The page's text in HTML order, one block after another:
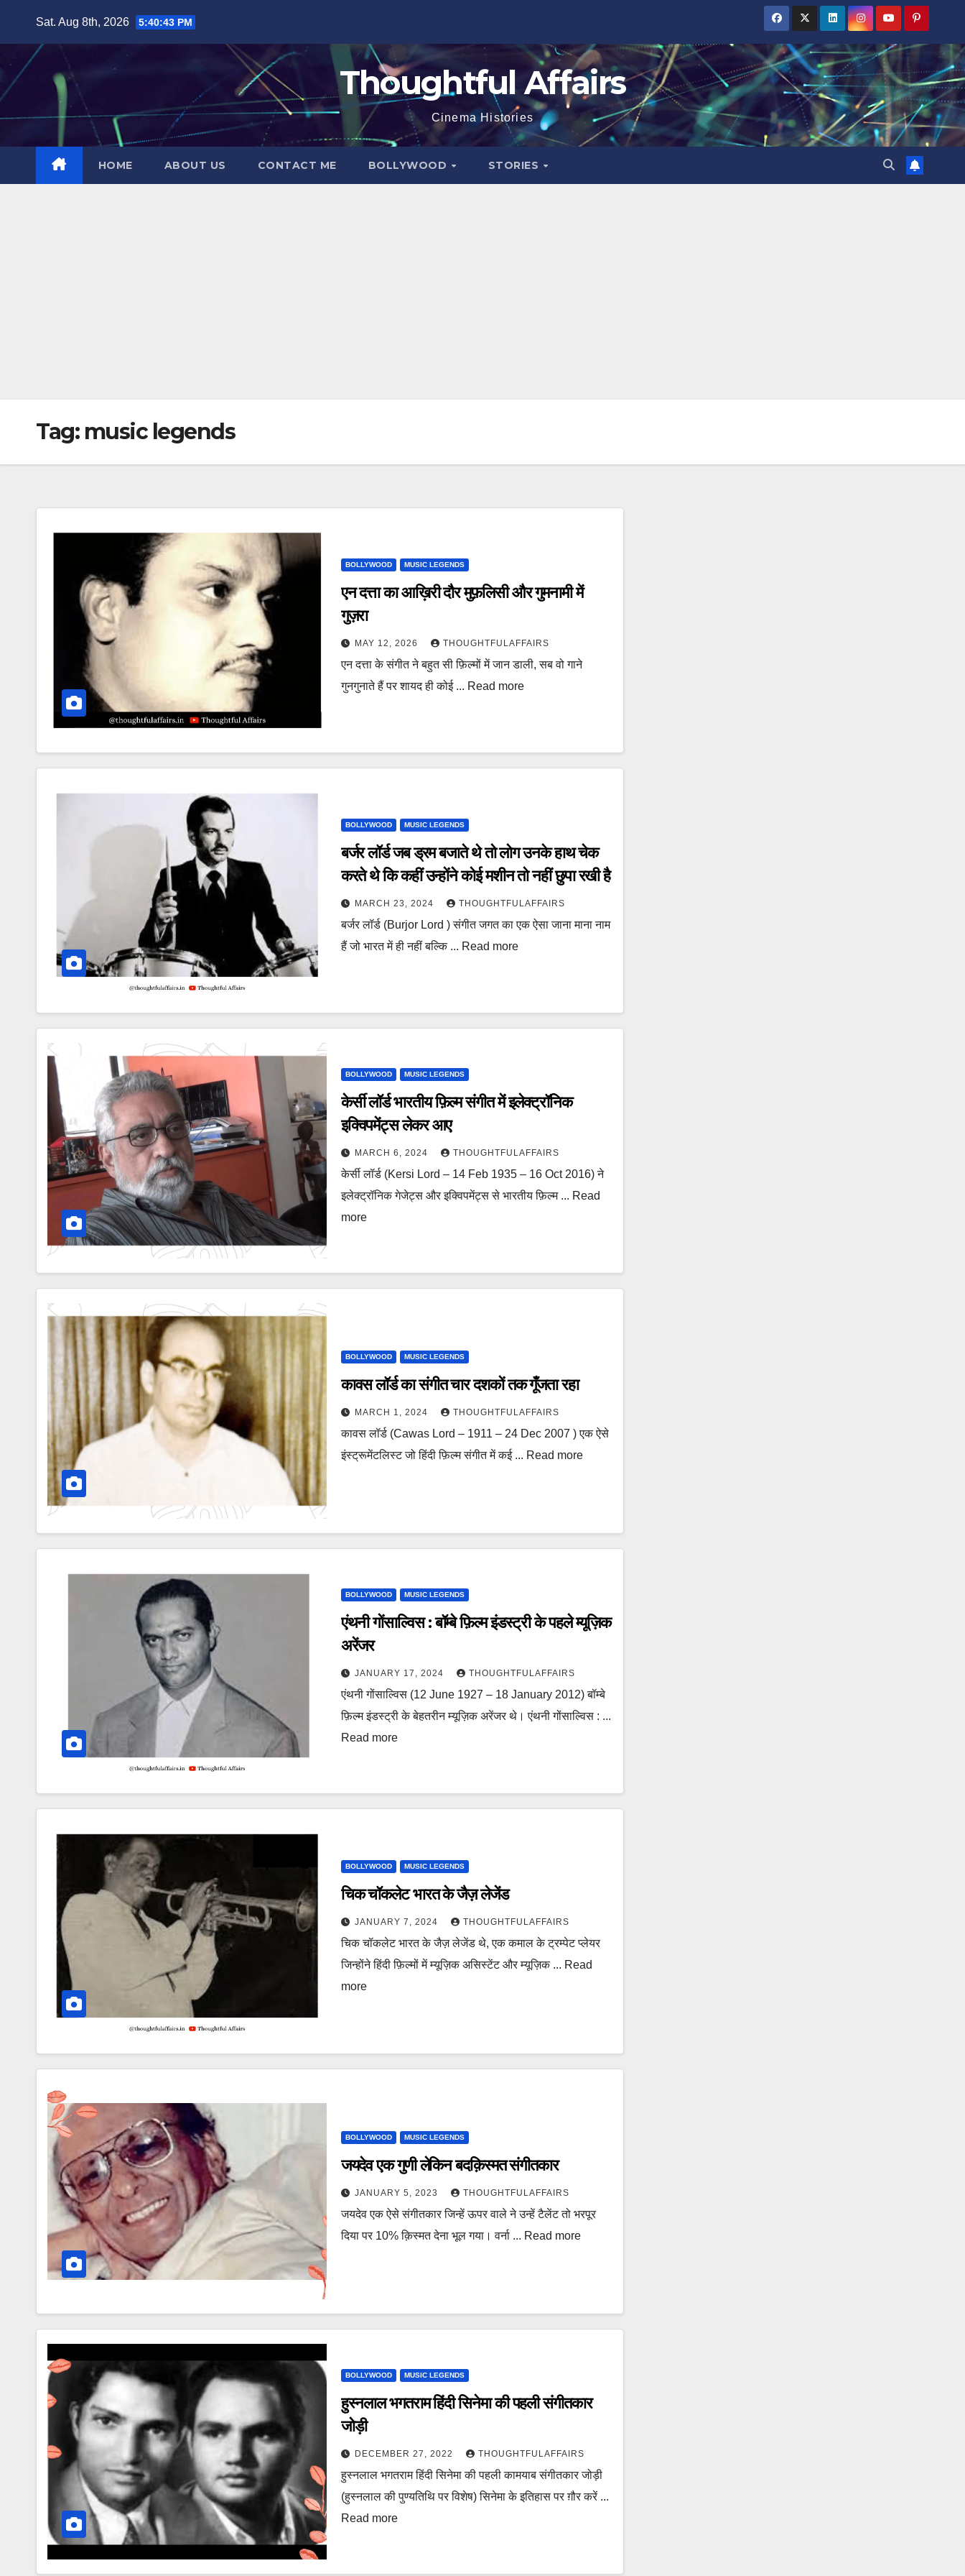
content
Sat. Aug 8th, 2026 5:40:44 PM
Thoughtful Affairs
Cinema Histories
HOME ABOUT US CONTACT ME BOLLYWOOD STORIES
Tag: music legends
BOLLYWOOD MUSIC LEGENDS
एन दत्ता का आख़िरी दौर मुफ़लिसी और गुमनामी में
गुज़रा
MAY 12, 2026 THOUGHTFULAFFAIRS
एन दत्ता के संगीत ने बहुत सी फ़िल्मों में जान डाली, सब वो गाने
गुनगुनाते हैं पर शायद ही कोई ... Read more
BOLLYWOOD MUSIC LEGENDS
बर्जर लॉर्ड जब ड्रम बजाते थे तो लोग उनके हाथ चेक
करते थे कि कहीं उन्होंने कोई मशीन तो नहीं छुपा रखी है
MARCH 23, 2024 THOUGHTFULAFFAIRS
बर्जर लॉर्ड (Burjor Lord ) संगीत जगत का एक ऐसा जाना माना नाम
हैं जो भारत में ही नहीं बल्कि ... Read more
BOLLYWOOD MUSIC LEGENDS
केर्सी लॉर्ड भारतीय फ़िल्म संगीत में इलेक्ट्रॉनिक
इक्विपमेंट्स लेकर आए
MARCH 6, 2024 THOUGHTFULAFFAIRS
केर्सी लॉर्ड (Kersi Lord – 14 Feb 1935 – 16 Oct 2016) ने
इलेक्ट्रॉनिक गेजेट्स और इक्विपमेंट्स से भारतीय फ़िल्म ... Read
more
BOLLYWOOD MUSIC LEGENDS
कावस लॉर्ड का संगीत चार दशकों तक गूँजता रहा
MARCH 1, 2024 THOUGHTFULAFFAIRS
कावस लॉर्ड (Cawas Lord – 1911 – 24 Dec 2007 ) एक ऐसे
इंस्ट्रूमेंटलिस्ट जो हिंदी फ़िल्म संगीत में कई ... Read more
BOLLYWOOD MUSIC LEGENDS
एंथनी गोंसाल्विस : बॉम्बे फ़िल्म इंडस्ट्री के पहले म्यूज़िक
अरेंजर
JANUARY 17, 2024 THOUGHTFULAFFAIRS
एंथनी गोंसाल्विस (12 June 1927 – 18 January 2012) बॉम्बे
फ़िल्म इंडस्ट्री के बेहतरीन म्यूज़िक अरेंजर थे। एंथनी गोंसाल्विस : ...
Read more
BOLLYWOOD MUSIC LEGENDS
चिक चॉकलेट भारत के जैज़ लेजेंड
JANUARY 7, 2024 THOUGHTFULAFFAIRS
चिक चॉकलेट भारत के जैज़ लेजेंड थे, एक कमाल के ट्रम्पेट प्लेयर
जिन्होंने हिंदी फ़िल्मों में म्यूज़िक असिस्टेंट और म्यूज़िक ... Read
more
BOLLYWOOD MUSIC LEGENDS
जयदेव एक गुणी लेकिन बदक़िस्मत संगीतकार
JANUARY 5, 2023 THOUGHTFULAFFAIRS
जयदेव एक ऐसे संगीतकार जिन्हें ऊपर वाले ने उन्हें टैलेंट तो भरपूर
दिया पर 10% क़िस्मत देना भूल गया। वर्ना ... Read more
BOLLYWOOD MUSIC LEGENDS
हुस्नलाल भगतराम हिंदी सिनेमा की पहली संगीतकार
जोड़ी
DECEMBER 27, 2022 THOUGHTFULAFFAIRS
हुस्नलाल भगतराम हिंदी सिनेमा की पहली कामयाब संगीतकार जोड़ी
(हुस्नलाल की पुण्यतिथि पर विशेष) सिनेमा के इतिहास पर ग़ौर करें ...
Read more